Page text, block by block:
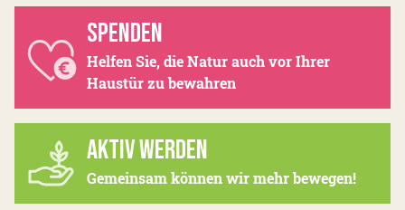
SPENDEN
Helfen Sie, die Natur auch vor Ihrer
Haustür zu bewahren
AKTIV WERDEN
Gemeinsam können wir mehr bewegen!